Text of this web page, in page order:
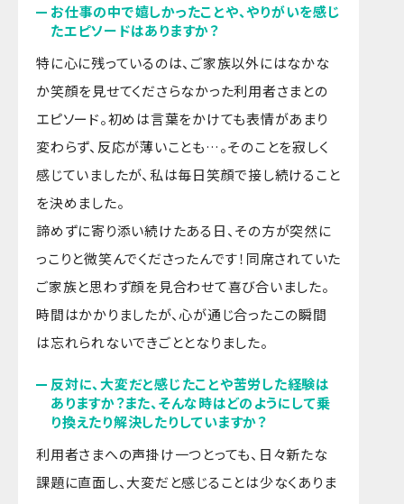
お仕事の中で嬉しかったことや、やりがいを感じ
たエピソードはありますか？
特に心に残っているのは、ご家族以外にはなかな
か笑顔を見せてくださらなかった利用者さまとの
エピソード。初めは言葉をかけても表情があまり
変わらず、反応が薄いことも…。そのことを寂しく
感じていましたが、私は毎日笑顔で接し続けること
を決めました。
諦めずに寄り添い続けたある日、その方が突然に
っこりと微笑んでくださったんです！同席されていた
ご家族と思わず顔を見合わせて喜び合いました。
時間はかかりましたが、心が通じ合ったこの瞬間
は忘れられないできごととなりました。
反対に、大変だと感じたことや苦労した経験は
ありますか？また、そんな時はどのようにして乗
り換えたり解決したりしていますか？
利用者さまへの声掛け一つとっても、日々新たな
課題に直面し、大変だと感じることは少なくありま